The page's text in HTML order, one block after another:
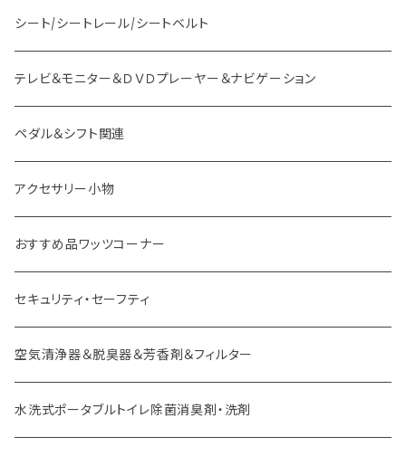
スバル車用 ボス
スズキ車用 ボス
ダイハツ車用 ボス
イスズ車用 ボス
外車用 ボス
フック
シート/シートレール/シートベルト
テレビ＆モニター＆ＤＶＤプレーヤー＆ナビゲーション
ペダル＆シフト関連
アクセサリー小物
おすすめ品ワッツコーナー
セキュリティ・セーフティ
空気清浄器＆脱臭器＆芳香剤＆フィルター
水洗式ポータブルトイレ除菌消臭剤・洗剤